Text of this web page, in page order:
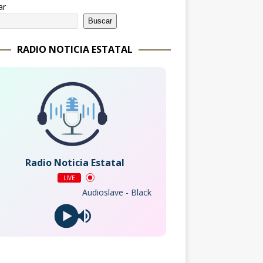
Buscar
RADIO NOTICIA ESTATAL
Radio Noticia Estatal
LIVE
Audioslave - Black Hole Sun Like a Stone (Live at Live